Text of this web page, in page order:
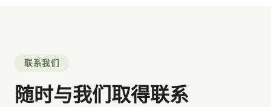
联系我们
随时与我们取得联系